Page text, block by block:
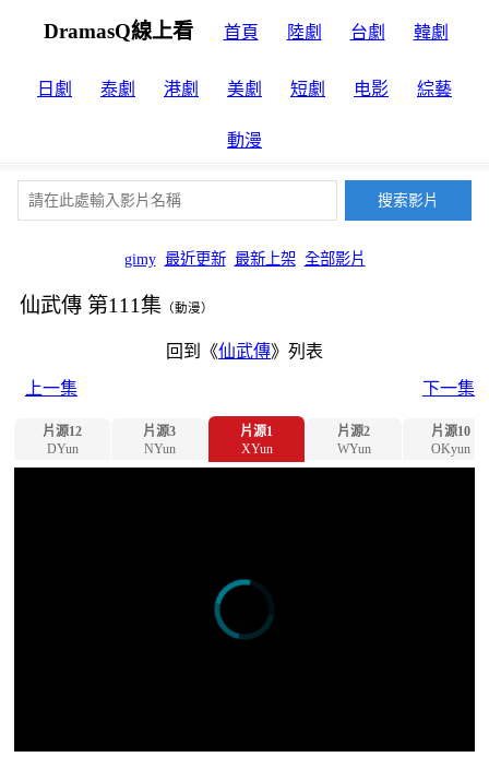
DramasQ線上看 首頁 陸劇 台劇 韓劇
日劇 泰劇 港劇 美劇 短劇 电影 綜藝
動漫
gimy 最近更新 最新上架 全部影片
仙武傳 第111集 （動漫）
回到《仙武傳》列表
上一集
下一集
片源12
DYun
片源3
NYun
片源1
XYun
片源2
WYun
片源10
OKyun